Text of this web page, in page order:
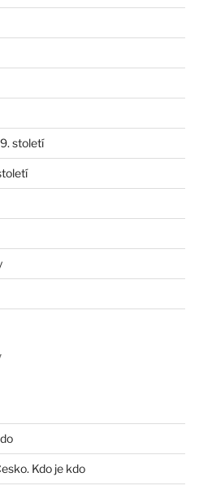
století
Kdo je kdo